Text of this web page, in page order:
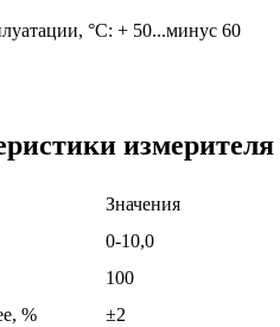
°С: + 50...минус 60
Значения
0-10,0
100
%
±2